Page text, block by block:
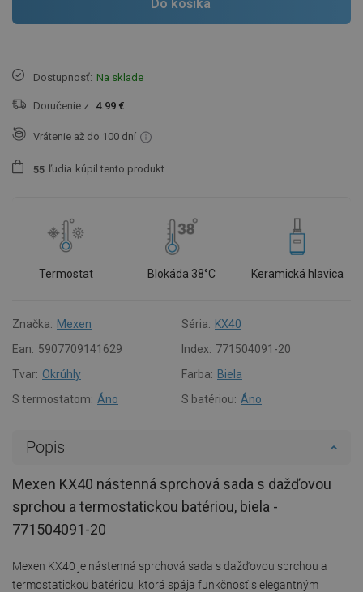
Do košíka
Dostupnosť: Na sklade
Doručenie z: 4.99 €
Vrátenie až do 100 dní
55 ľudia kúpil tento produkt.
Termostat Blokáda 38°C Keramická hlavica
Značka: Mexen Séria: KX40
Ean: 5907709141629 Index: 771504091-20
Tvar: Okrúhly Farba: Biela
S termostatom: Áno S batériou: Áno
Popis
Mexen KX40 nástenná sprchová sada s dažďovou
sprchou a termostatickou batériou, biela -
771504091-20
Mexen KX40 je nástenná sprchová sada s dažďovou sprchou a
termostatickou batériou, ktorá spája funkčnosť s elegantným